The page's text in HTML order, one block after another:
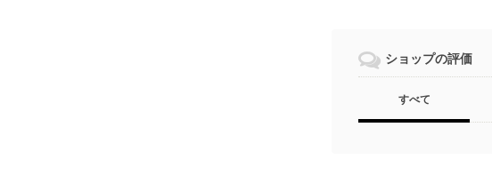
ショップの評価
すべて